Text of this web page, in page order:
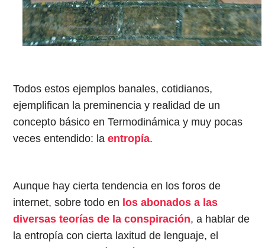
Todos estos ejemplos banales, cotidianos,
ejemplifican la preminencia y realidad de un
concepto básico en Termodinámica y muy pocas
veces entendido: laentropía.
Aunque hay cierta tendencia en los foros de
internet, sobre todo en los abonados a las
diversas teorías de la conspiración, a hablar de
la entropía con cierta laxitud de lenguaje, el